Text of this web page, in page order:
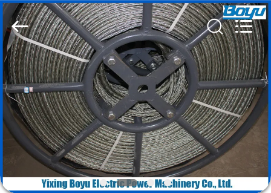
घर
उत्पादों
हमारे
में
Yixing
Boyu
Electric
Power
Machinery
Co.,LTD.
Rights
Reserved.